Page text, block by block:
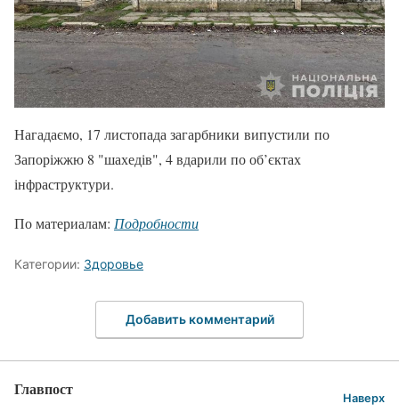
Нагадаємо, 17 листопада загарбники випустили по
Запоріжжю 8 "шахедів", 4 вдарили по об’єктах
інфраструктури.
По материалам: Подробности
Категории: Здоровье
Добавить комментарий
Главпост Наверх